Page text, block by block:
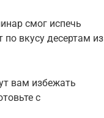
смог испечь
вкусу десертам из
вам избежать
с